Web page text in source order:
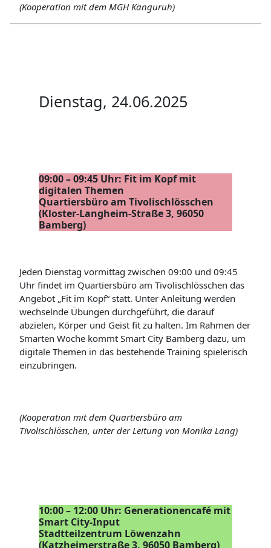
(Kooperation mit dem MGH Känguruh)
Dienstag, 24.06.2025
09:00 – 09:45 Uhr: Fit im Kopf mit
digitalen Themen
Quartiersbüro am Tivolischlösschen
(Kloster-Langheim-Straße 3, 96050
Bamberg)
Jeden Dienstag vormittag zwischen 09:00 und 09:45
Uhr findet im Quartiersbüro am Tivolischlösschen das
Angebot „Fit im Kopf“ statt. Unter Anleitung werden
wechselnde Übungen durchgeführt, die darauf
abzielen, Körper und Geist fit zu halten. Im Rahmen der
Smarten Woche kommt Smart City Bamberg dazu, um
digitale Themen in das bestehende Training spielerisch
einzubringen.
(Kooperation mit dem Quartiersbüro am
Tivolischlösschen, unter der Leitung von Monika Lang)
10:00 – 12:00 Uhr: Generationencafé mit
Smart City-Input
Stadtteilzentrum Löwenzahn
(Katzheimerstraße 3, 96050 Bamberg)